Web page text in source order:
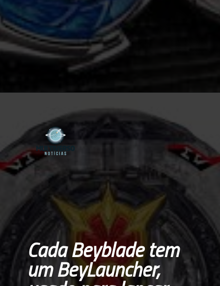
Cada Beyblade tem
um BeyLauncher,